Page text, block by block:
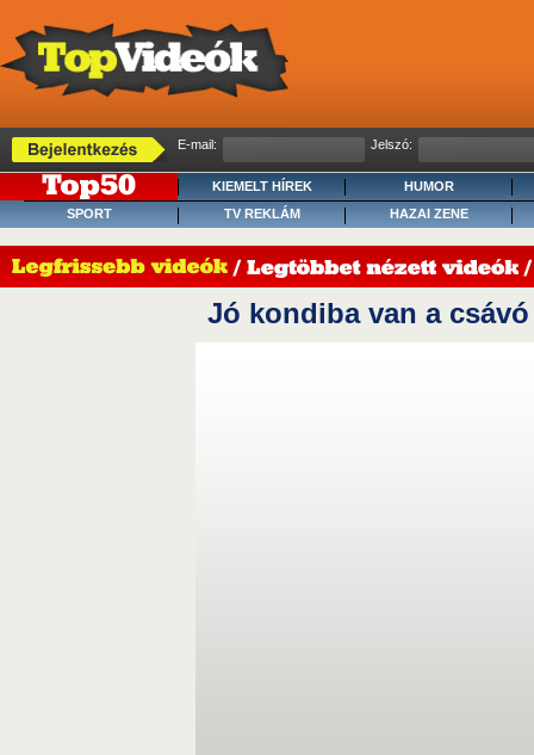
E-mail: Jelszó:
KIEMELT HÍREK
HUMOR
SPORT
TV REKLÁM HAZAI ZENE
Jó kondiba van a